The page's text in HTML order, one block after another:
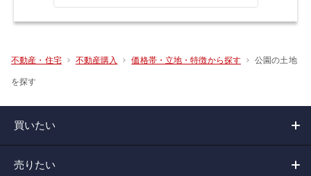
不動産・住宅 不動産購入 価格帯・立地・特徴から探す 公園の土地
を探す
買いたい
売りたい